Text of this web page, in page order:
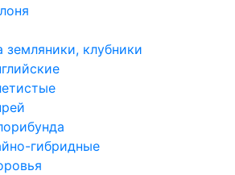
земляники, клубники
гибридные